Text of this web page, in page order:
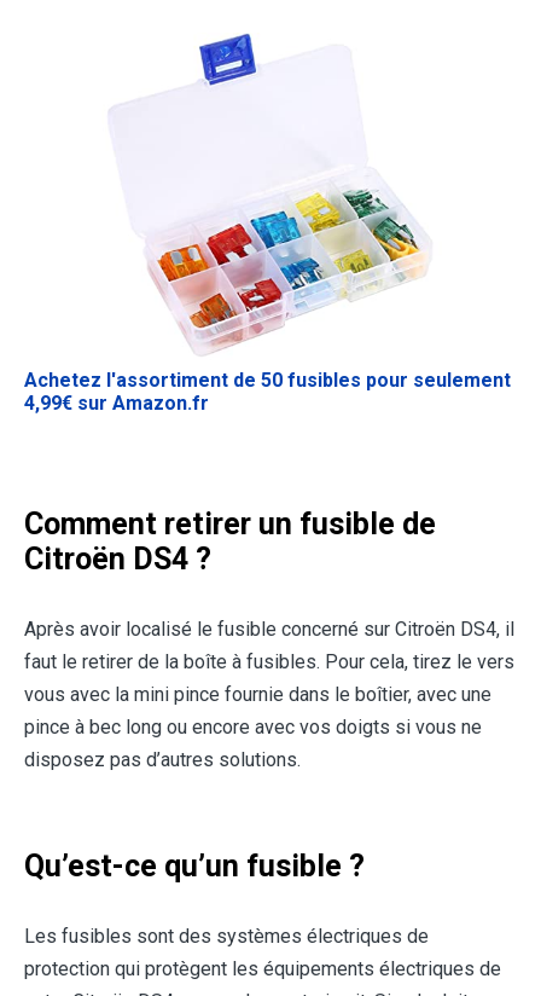
Achetez l'assortiment de 50 fusibles pour seulement
4,99€ sur Amazon.fr
Comment retirer un fusible de
Citroën DS4 ?
Après avoir localisé le fusible concerné sur Citroën DS4, il
faut le retirer de la boîte à fusibles. Pour cela, tirez le vers
vous avec la mini pince fournie dans le boîtier, avec une
pince à bec long ou encore avec vos doigts si vous ne
disposez pas d’autres solutions.
Qu’est-ce qu’un fusible ?
Les fusibles sont des systèmes électriques de
protection qui protègent les équipements électriques de